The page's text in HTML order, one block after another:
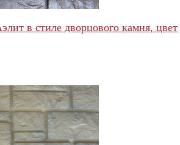
в стиле дворцового камня, цвет